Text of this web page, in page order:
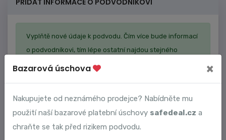
PŘIDAT INFORMACE O PODVODNÍKOVI
Vyplňtě nové údaje k podvodu. Čím více bude informací
o podvodníkovi, tím lépe ostatní najdou stejného
podvodníka a můžou se připojit k podvodu.
Bazarová úschova ×
Nakupujete od neznámého prodejce? Nabídněte mu
použití naší bazarové platební úschovy safedeal.cz a
chraňte se tak před rizikem podvodu.